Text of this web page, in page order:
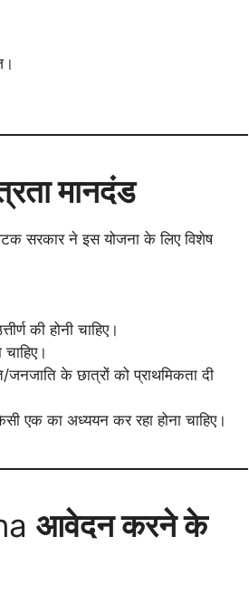
मानदंड
सरकार ने इस योजना के लिए विशेष
की होनी चाहिए।
के छात्रों को प्राथमिकता दी
एक का अध्ययन कर रहा होना चाहिए।
आवेदन करने के